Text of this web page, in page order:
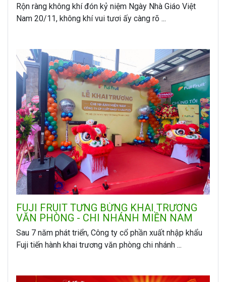
Rộn ràng không khí đón kỷ niệm Ngày Nhà Giáo Việt
Nam 20/11, không khí vui tươi ấy càng rõ ...
FUJI FRUIT TƯNG BỪNG KHAI TRƯƠNG
VĂN PHÒNG - CHI NHÁNH MIỀN NAM
Sau 7 năm phát triển, Công ty cổ phần xuất nhập khẩu
Fuji tiến hành khai trương văn phòng chi nhánh ...